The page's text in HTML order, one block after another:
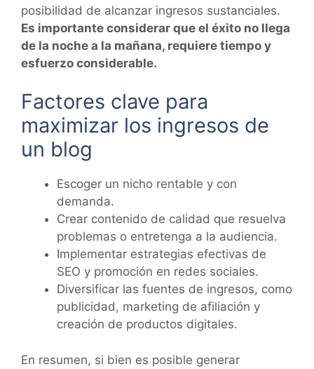
posibilidad de alcanzar ingresos sustanciales.
Es importante considerar que el éxito no llega
de la noche a la mañana, requiere tiempo y
esfuerzo considerable.
Factores clave para
maximizar los ingresos de
un blog
Escoger un nicho rentable y con
demanda.
Crear contenido de calidad que resuelva
problemas o entretenga a la audiencia.
Implementar estrategias efectivas de
SEO y promoción en redes sociales.
Diversificar las fuentes de ingresos, como
publicidad, marketing de afiliación y
creación de productos digitales.
En resumen, si bien es posible generar